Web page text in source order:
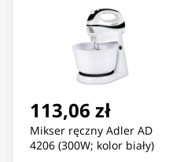
113,06 zł
Mikser ręczny Adler AD
4206 (300W; kolor biały)